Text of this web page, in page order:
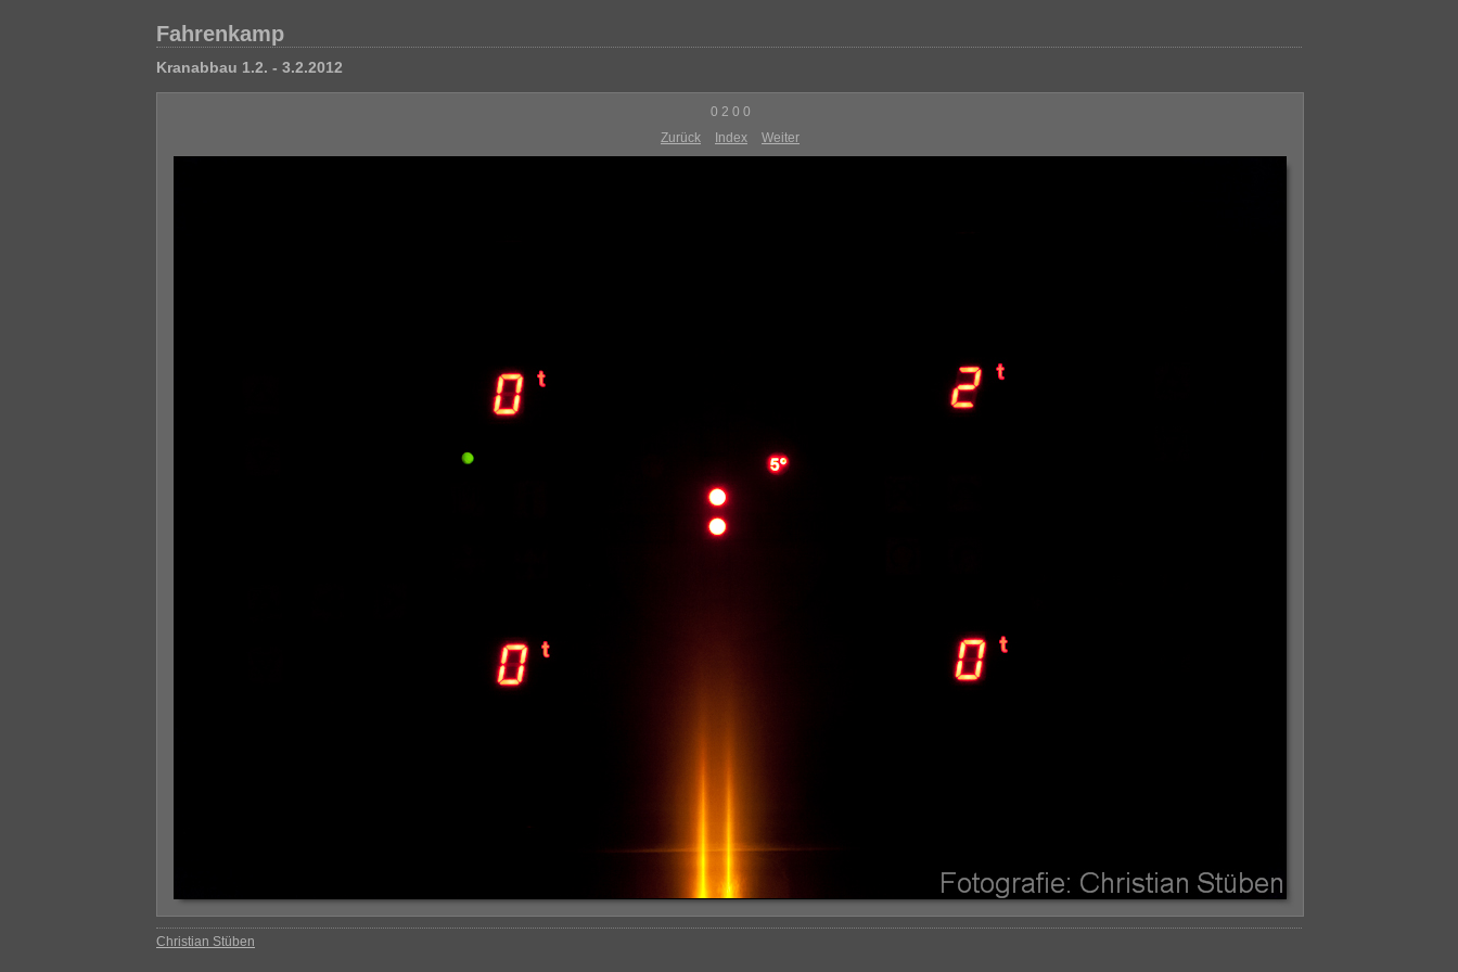
Fahrenkamp
Kranabbau 1.2. - 3.2.2012
0 2 0 0
Zurück
Index Weiter
Christian Stüben